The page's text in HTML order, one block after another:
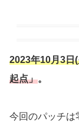
2023年10月3日
起点」。
今回のパッチは